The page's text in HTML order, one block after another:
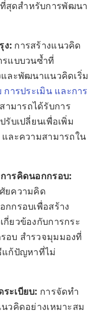
สุดสำหรับการพัฒนา
ง: การสร้างแนวคิด
รแบบวนซ้ำที่
และพัฒนาแนวคิดเริ่ม
การประเมิน และการ
ามารถได้รับการ
บเปลี่ยนเพื่อเพิ่ม
ละความสามารถใน
ารคิดนอกกรอบ:
ยความคิด
กกรอบเพื่อสร้าง
ยวข้องกับการกระ
อบ สำรวจมุมมองที่
แก้ปัญหาที่ไม่
ะเบียบ: การจัดทำ
วคิดอย่างเหมาะสม